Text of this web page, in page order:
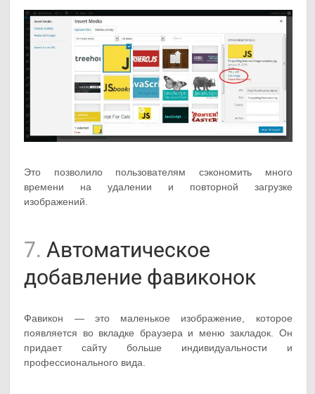
Это позволило пользователям сэкономить много
времени на удалении и повторной загрузке
изображений.
7. Автоматическое
добавление фавиконок
Фавикон — это маленькое изображение, которое
появляется во вкладке браузера и меню закладок. Он
придает сайту больше индивидуальности и
профессионального вида.